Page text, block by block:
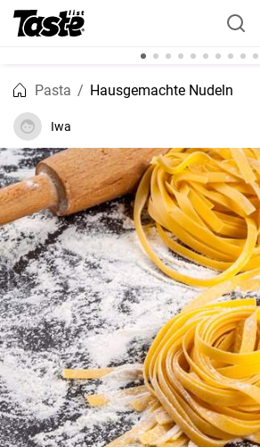
Pasta Hausgemachte Nudeln
Iwa